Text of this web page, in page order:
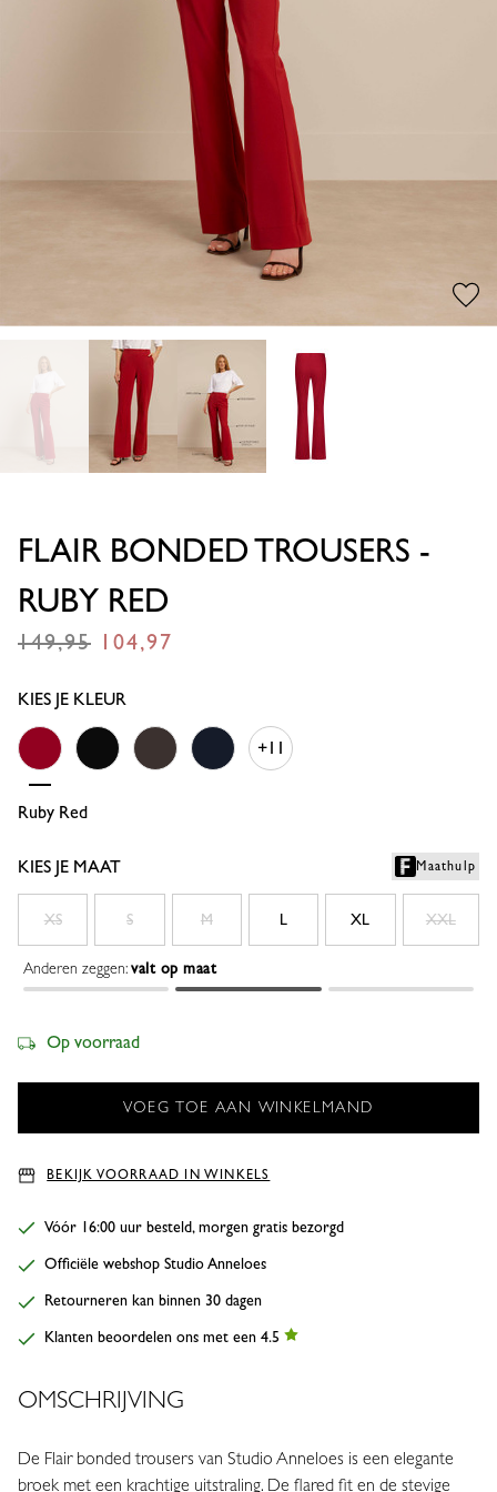
FLAIR BONDED TROUSERS -
RUBY RED
149,95 104,97
KIES JE KLEUR
Ruby RedBlack
+11
KIES JE MAAT Maathulp
XS S M L XL XXL
Anderen zeggen:valt op maat
Op voorraad
BEKIJK VOORRAAD IN WINKELS
Vóór 16:00 uur besteld, morgen gratis bezorgd
Officiële webshop Studio Anneloes
Retourneren kan binnen 30 dagen
Klanten beoordelen ons met een 4.5
OMSCHRIJVING
De Flair bonded trousers van Studio Anneloes is een elegante
broek met een krachtige uitstraling. De flared fit en de stevige